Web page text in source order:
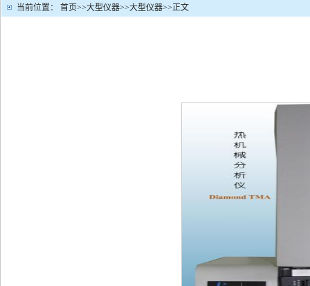
当前位置： 首页>>大型仪器>>大型仪器>>正文